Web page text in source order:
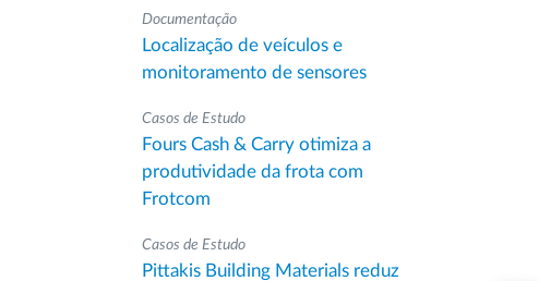
Documentação
Localização de veículos e
monitoramento de sensores
Casos de Estudo
Fours Cash & Carry otimiza a
produtividade da frota com
Frotcom
Casos de Estudo
Pittakis Building Materials reduz